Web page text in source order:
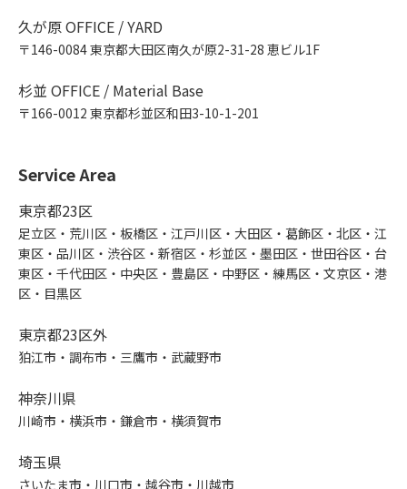
久が原 OFFICE / YARD
〒146-0084 東京都大田区南久が原2-31-28 恵ビル1F
杉並 OFFICE / Material Base
〒166-0012 東京都杉並区和田3-10-1-201
Service Area
東京都23区
足立区・荒川区・板橋区・江戸川区・大田区・葛飾区・北区・江
東区・品川区・渋谷区・新宿区・杉並区・墨田区・世田谷区・台
東区・千代田区・中央区・豊島区・中野区・練馬区・文京区・港
区・目黒区
東京都23区外
狛江市・調布市・三鷹市・武蔵野市
神奈川県
川崎市・横浜市・鎌倉市・横須賀市
埼玉県
さいたま市・川口市・越谷市・川越市